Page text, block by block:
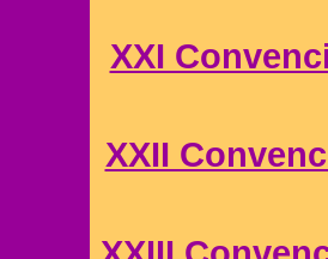
XXI
XXII